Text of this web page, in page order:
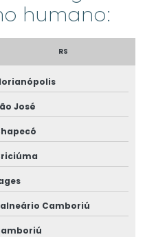
humano:
RS
José
Camboriú